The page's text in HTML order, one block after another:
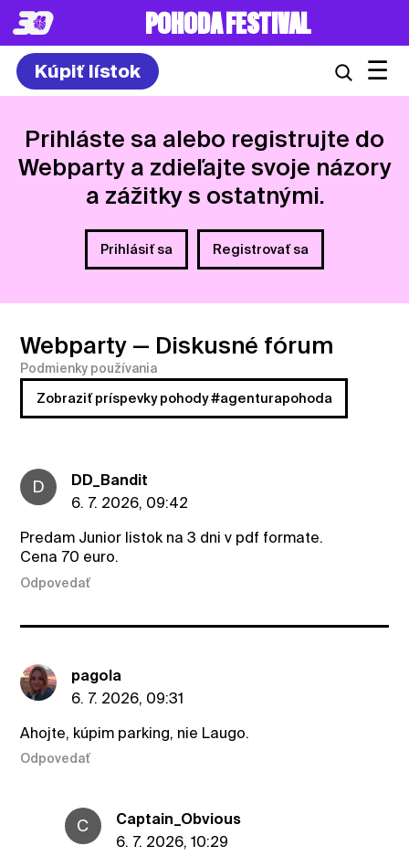
8. – 10.7.2027
Kúpiť lístok ☰
Prihláste sa alebo registrujte do
Webparty a zdieľajte svoje názory
a zážitky s ostatnými.
Prihlásiť sa Registrovať sa
Webparty — Diskusné fórum
Podmienky používania
Zobraziť príspevky pohody #agenturapohoda
D
DD_Bandit
6. 7. 2026, 09:42
Predam Junior listok na 3 dni v pdf formate.
Cena 70 euro.
Odpovedať
pagola
6. 7. 2026, 09:31
Ahojte, kúpim parking, nie Laugo.
Odpovedať
C
Captain_Obvious
6. 7. 2026, 10:29